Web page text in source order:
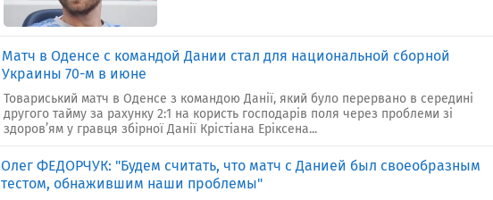
Матч в Оденсе с командой Дании стал для национальной сборной
Украины 70-м в июне
Товариський матч в Оденсе з командою Данії, який було перервано в середині
другого тайму за рахунку 2:1 на користь господарів поля через проблеми зі
здоров’ям у гравця збірної Данії Крістіана Еріксена...
Олег ФЕДОРЧУК: "Будем считать, что матч с Данией был своеобразным
тестом, обнажившим наши проблемы"